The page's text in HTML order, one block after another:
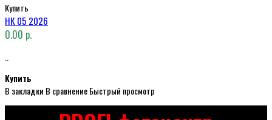
Купить
НК 05 2026
0.00 р.
Купить
В закладки В сравнениеБыстрый просмотр